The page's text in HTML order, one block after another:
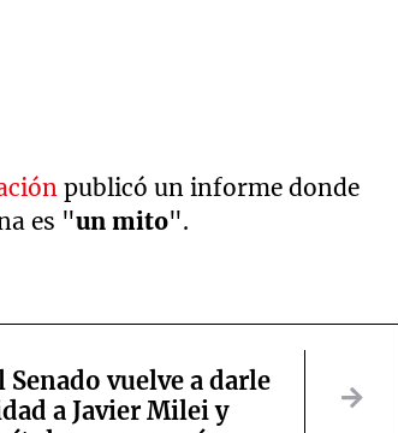
publicó un informe donde
es "un mito".
Senado vuelve a darle
a Javier Milei y